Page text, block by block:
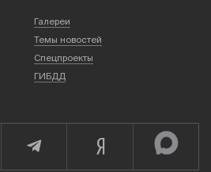
Галереи
Темы новостей
Спецпроекты
ГИБДД